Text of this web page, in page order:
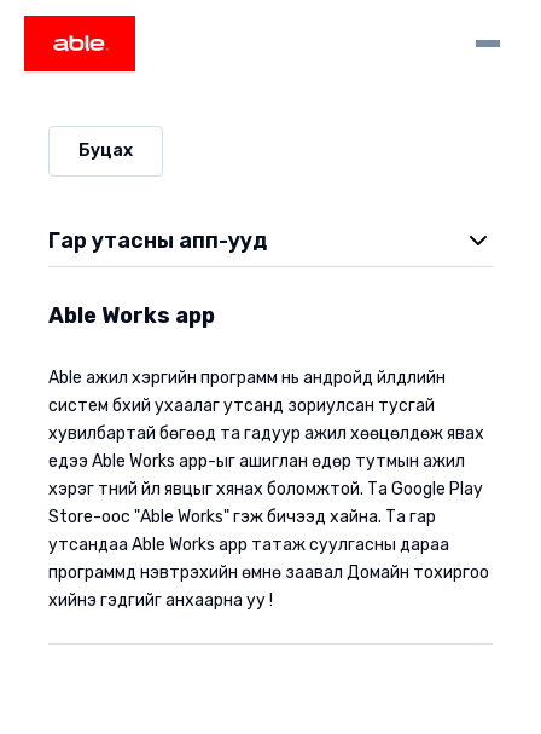
Буцах
Гар утасны апп-ууд
Able Works app
Able ажил хэргийн программ нь андройд үйлдлийн
систем бүхий ухаалаг утсанд зориулсан тусгай
хувилбартай бөгөөд та гадуур ажил хөөцөлдөж явах
үедээ Able Works app-ыг ашиглан өдөр тутмын ажил
хэрэг түүний үйл явцыг хянах боломжтой. Та Google Play
Store-оос "Able Works" гэж бичээд хайна. Та гар
утсандаа Able Works app татаж суулгасны дараа
программд нэвтрэхийн өмнө заавал Домайн тохиргоо
хийнэ гэдгийг анхаарна уу !